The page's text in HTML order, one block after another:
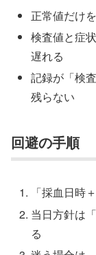
正常値だけ
検査値と症
遅れる
記録が「検
残らない
回避の手順
「採血日時
当日方針は
る